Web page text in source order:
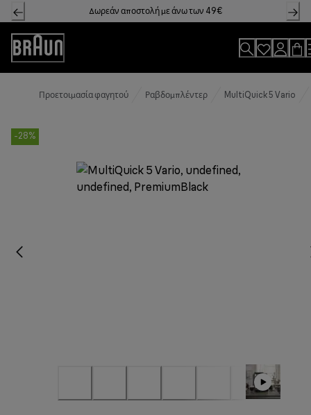
Skip
to
Content
Δωρεάν αποστολή με άνω των 49€
Accessibility
Statement
Προετοιμασία φαγητού Ραβδομπλέντερ MultiQuick 5 Vario
-28%